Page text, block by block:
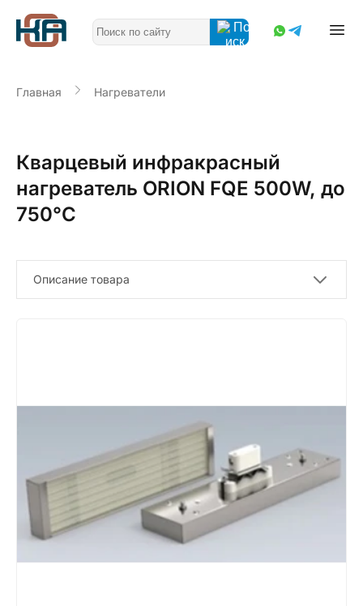
Главная Нагреватели
Кварцевый инфракрасный
нагреватель ORION FQE 500W, до
750°С
Описание товара